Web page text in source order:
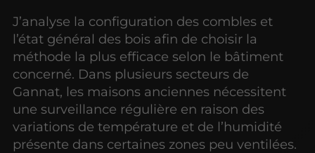
J’analyse la configuration des combles et
l’état général des bois afin de choisir la
méthode la plus efficace selon le bâtiment
concerné. Dans plusieurs secteurs de
Gannat, les maisons anciennes nécessitent
une surveillance régulière en raison des
variations de température et de l’humidité
présente dans certaines zones peu ventilées.